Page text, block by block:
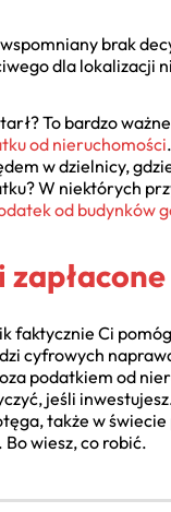
brak
dla lokalizacji
To bardzo
od nieruchomości
w dzielnicy,
W niektórych
od budynków
faktycznie Ci
cyfrowych
podatkiem od
jeśli
także w
wiesz, co robić.